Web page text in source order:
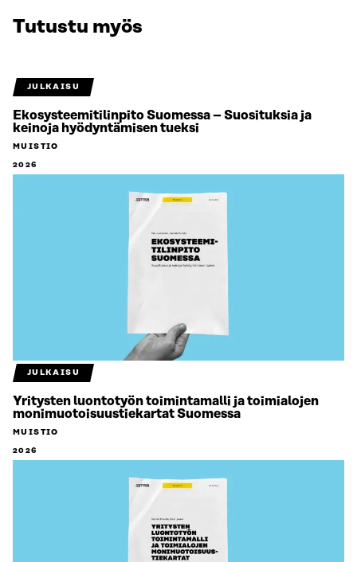
Tutustu myös
JULKAISU
Ekosysteemitilinpito Suomessa – Suosituksia ja
keinoja hyödyntämisen tueksi
MUISTIO
2026
JULKAISU
Yritysten luontotyön toimintamalli ja toimialojen
monimuotoisuustiekartat Suomessa
MUISTIO
2026